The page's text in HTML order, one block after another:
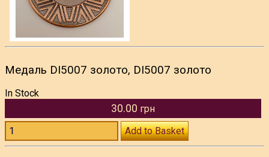
Медаль DI5007 золото, DI5007 золото
In Stock
30.00 грн
Add to Basket